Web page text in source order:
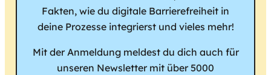
Fakten, wie du digitale Barrierefreiheit in
deine Prozesse integrierst und vieles mehr!
Mit der Anmeldung meldest du dich auch für
unseren Newsletter mit über 5000